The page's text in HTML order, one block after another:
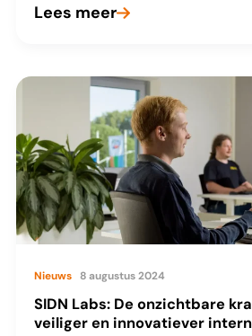
E-
De
uitdaging
voor
registrars
in
EU-
Lees meer
Nieuws 8 augustus 2024
SIDN Labs: De onzichtbare
veiliger en innovatiever